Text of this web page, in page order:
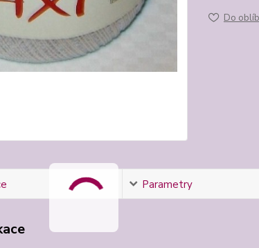
Do
Parametry